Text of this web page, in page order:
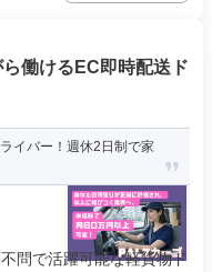
働けるEC即時配送ド
イバー！週休2日制で家
問で活躍可能な軽貨物ド